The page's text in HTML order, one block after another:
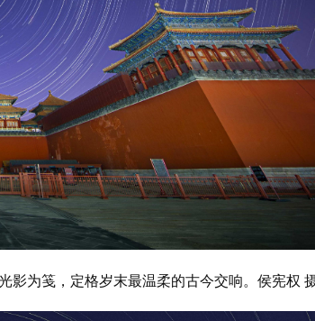
影为笺，定格岁末最温柔的古今交响。侯宪权